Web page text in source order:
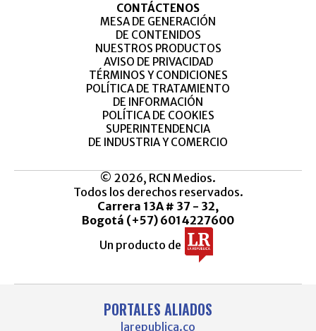
CONTÁCTENOS
MESA DE GENERACIÓN
DE CONTENIDOS
NUESTROS PRODUCTOS
AVISO DE PRIVACIDAD
TÉRMINOS Y CONDICIONES
POLÍTICA DE TRATAMIENTO
DE INFORMACIÓN
POLÍTICA DE COOKIES
SUPERINTENDENCIA
DE INDUSTRIA Y COMERCIO
© 2026, RCN Medios.
Todos los derechos reservados.
Carrera 13A # 37 - 32,
Bogotá (+57) 6014227600
Un producto de
PORTALES ALIADOS
larepublica.co